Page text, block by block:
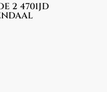
2 4701JD